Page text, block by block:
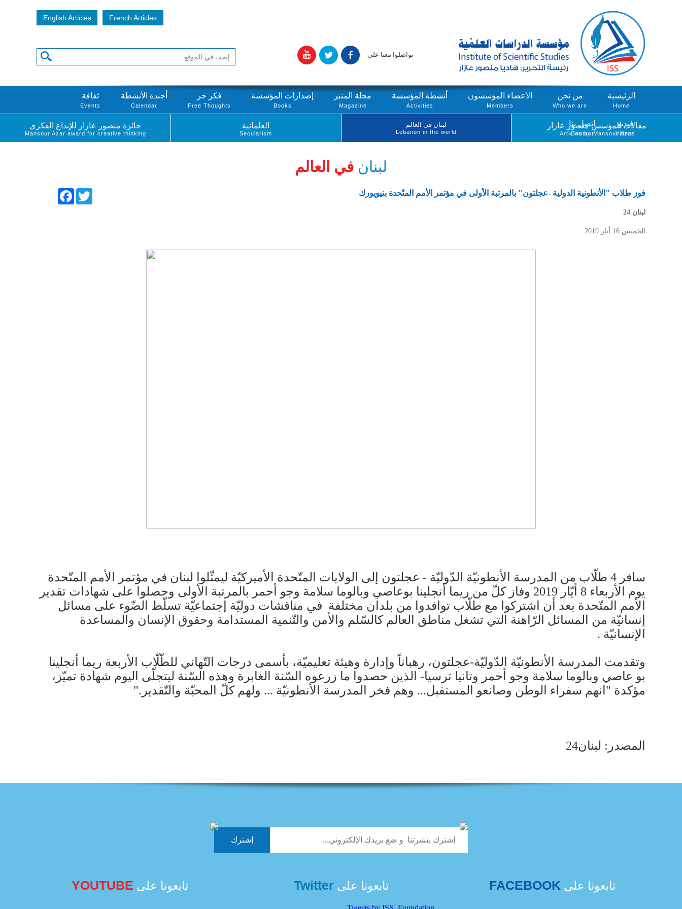
English Articles French Articles
تواصلوا معنا على
الرئيسية
Home
من نحن
Who we are
الأعضاء المؤسسون
Members
أنشطة المؤسسة
Activities
مجلة المنبر
Magazine
إصدارات المؤسسة
Books
فكر حر
Free Thoughts
أجندة الأنشطة
Calendar
ثقافة
Events
فيديو
Videos
اتصل بنا
Contact
مقالات المؤسس منصور عازار
Articles by Mansour Azar
لبنان في العالم
Lebanon in the world
العلمانية
Secularism
جائزة منصور عازار للإبداع الفكري
Mansour Azar award for creative thinking
لبنان في العالم
FacebookTwitter فوز طلاب "الأنطونية الدولية -عجلتون" بالمرتبة الأولى في مؤتمر الأمم المتّحدة بنيويورك
لبنان 24
الخميس 16 أيار 2019
سافر 4 طلّاب من المدرسة الأنطونيّة الدّوليّة - عجلتون إلى الولايات المتّحدة الأميركيّة ليمثّلوا لبنان في مؤتمر الأمم المتّحدة
يوم الأربعاء 8 أيّار 2019 وفاز كلّ من ريما أنجلينا بوعاصي وبالوما سلامة وجو أحمر بالمرتبة الأولى وحصلوا على شهادات تقدير
الأمم المتّحدة بعد أن اشتركوا مع طلّاب توافدوا من بلدان مختلفة في مناقشات دوليّة إجتماعيّة تسلّط الضّوء على مسائل
إنسانيّة من المسائل الرّاهنة التي تشغل مناطق العالم كالسّلم والأمن والتّنمية المستدامة وحقوق الإنسان والمساعدة
الإنسانيّة .
وتقدمت المدرسة الأنطونيّة الدّوليّة-عجلتون، رهباناً وإدارة وهيئة تعليميّة، بأسمى درجات التّهاني للطّلّاب الأربعة ريما أنجلينا
بو عاصي وبالوما سلامة وجو أحمر وتانيا ترسيا- الذين حصدوا ما زرعوه السّنة الغابرة وهذه السّنة ليتجلّى اليوم شهادة تميّز،
مؤكدة "انهم سفراء الوطن وصانعو المستقبل... وهم فخر المدرسة الأنطونيّة ... ولهم كلّ المحبّة والتّقدير."
المصدر: لبنان24
تابعونا على FACEBOOK تابعونا علىTwitter تابعونا على YOUTUBE